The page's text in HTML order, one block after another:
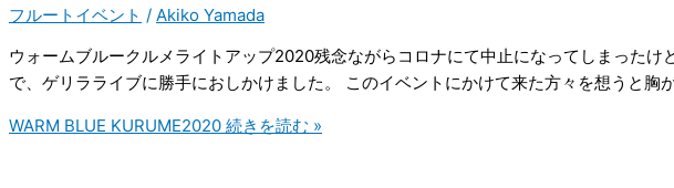
フルートイベント / Akiko Yamada
ウォームブルークルメライトアップ2020残念ながらコロナにて中止になってしまったけ
で、ゲリラライブに勝手におしかけました。 このイベントにかけて来た方々を想うと胸
WARM BLUE KURUME2020 続きを読む »